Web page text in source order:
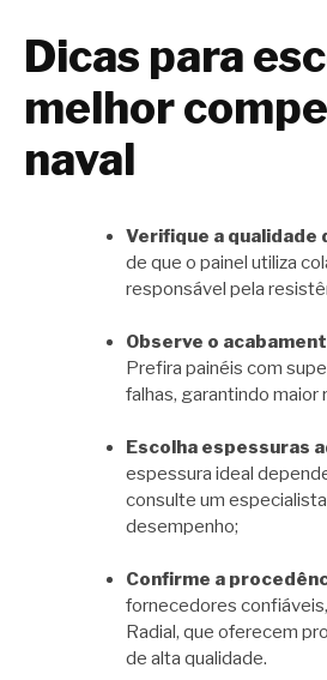
Dicas para
melhor
naval
Verifique a qualidade
de que o painel utiliza
responsável pela
Observe o
Prefira painéis com
falhas, garantindo
Escolha espessuras
espessura ideal
consulte um
desempenho;
Confirme a
fornecedores
Radial, que oferecem
de alta qualidade.